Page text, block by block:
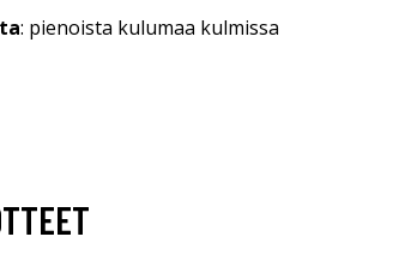
: pienoista kulumaa kulmissa